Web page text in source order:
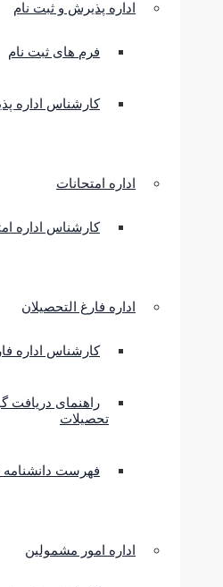
اداره پذیرش و ثبت نام
فرم های ثبت نام
کارشناس اداره
اداره امتحانات
کارشناس اداره
اداره فارغ التحصیلان
کارشناس اداره
راهنمای دریافت
تحصیلات
فهرست
اداره امور مشمولین